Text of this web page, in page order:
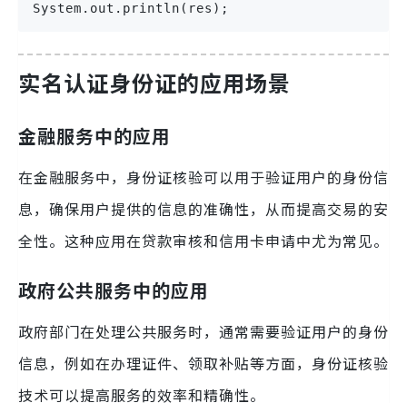
System.out.println(res);
实名认证身份证的应用场景
金融服务中的应用
在金融服务中，身份证核验可以用于验证用户的身份信
息，确保用户提供的信息的准确性，从而提高交易的安
全性。这种应用在贷款审核和信用卡申请中尤为常见。
政府公共服务中的应用
政府部门在处理公共服务时，通常需要验证用户的身份
信息，例如在办理证件、领取补贴等方面，身份证核验
技术可以提高服务的效率和精确性。